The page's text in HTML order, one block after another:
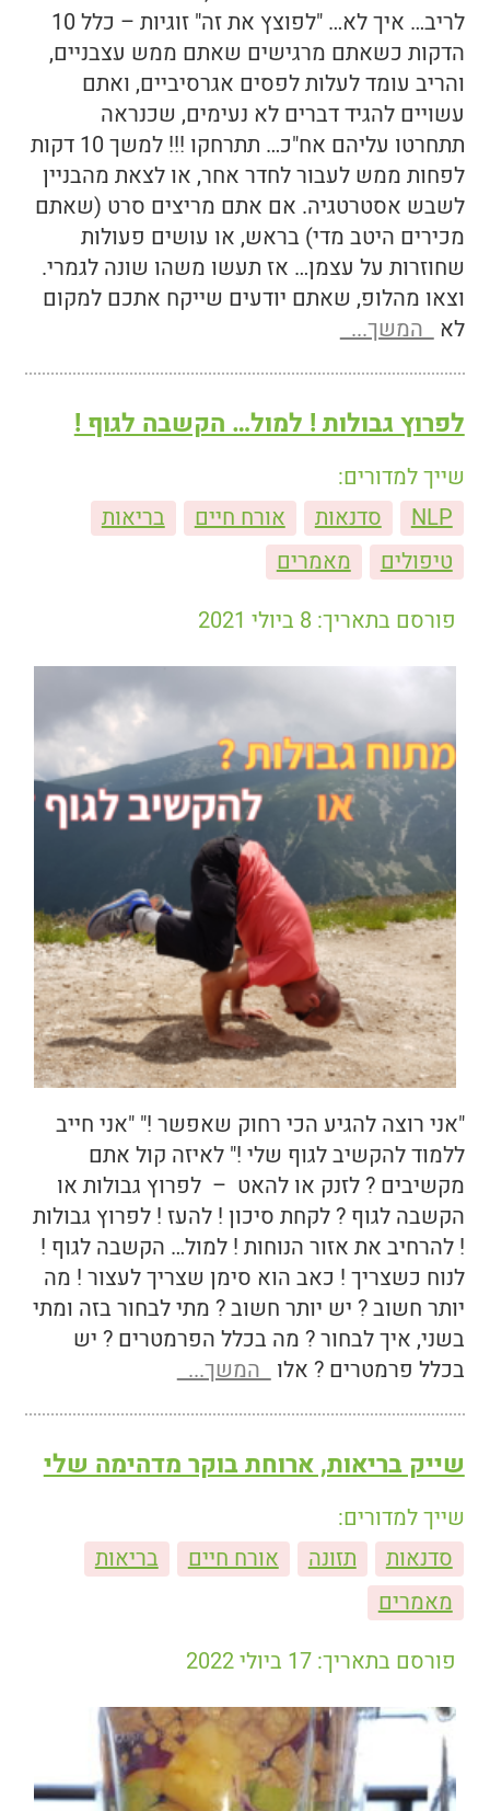
לריב… איך לא… "לפוצץ את זה" זוגיות – כלל 10
הדקות כשאתם מרגישים שאתם ממש עצבניים,
והריב עומד לעלות לפסים אגרסיביים, ואתם
עשויים להגיד דברים לא נעימים, שכנראה
תתחרטו עליהם אח"כ… תתרחקו !!! למשך 10 דקות
לפחות ממש לעבור לחדר אחר, או לצאת מהבניין
לשבש אסטרטגיה. אם אתם מריצים סרט (שאתם
מכירים היטב מדי) בראש, או עושים פעולות
שחוזרות על עצמן… אז תעשו משהו שונה לגמרי.
וצאו מהלופ, שאתם יודעים שייקח אתכם למקום
לא המשך...
לפרוץ גבולות ! למול… הקשבה לגוף !
שייך למדורים:
NLP
סדנאות אורח חיים
בריאות
טיפולים
מאמרים
פורסם בתאריך: 8 ביולי 2021
"אני רוצה להגיע הכי רחוק שאפשר !" "אני חייב
ללמוד להקשיב לגוף שלי !" לאיזה קול אתם
מקשיבים ? לזנק או להאט – לפרוץ גבולות או
הקשבה לגוף ? לקחת סיכון ! להעז ! לפרוץ גבולות
! להרחיב את אזור הנוחות ! למול… הקשבה לגוף !
לנוח כשצריך ! כאב הוא סימן שצריך לעצור ! מה
יותר חשוב ? יש יותר חשוב ? מתי לבחור בזה ומתי
בשני, איך לבחור ? מה בכלל הפרמטרים ? יש
בכלל פרמטרים ? אלו המשך...
שייק בריאות, ארוחת בוקר מדהימה שלי
שייך למדורים:
סדנאות
תזונה אורח חיים
בריאות
מאמרים
פורסם בתאריך: 17 ביולי 2022